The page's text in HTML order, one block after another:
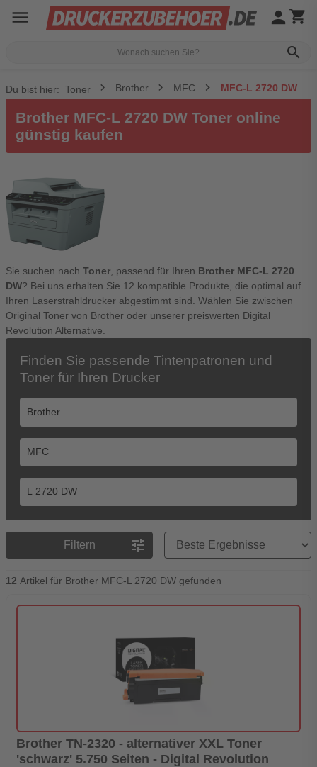
menu
search
person shopping_cart
Du bist hier: Toner Brother MFC MFC-L 2720 DW
Brother MFC-L 2720 DW Toner online
günstig kaufen
Sie suchen nach Toner , passend für Ihren Brother MFC-L 2720
DW? Bei uns erhalten Sie 12 kompatible Produkte, die optimal auf
Ihren Laserstrahldrucker abgestimmt sind. Wählen Sie zwischen
Original Toner von Brother oder unserer preiswerten Digital
Revolution Alternative.
Finden Sie passende Tintenpatronen und
Toner für Ihren Drucker
Filtern tune
Preisreihenfolge
12 Artikel für Brother MFC-L 2720 DW gefunden
Brother TN-2320 - alternativer XXL Toner
'schwarz' 5.750 Seiten - Digital Revolution